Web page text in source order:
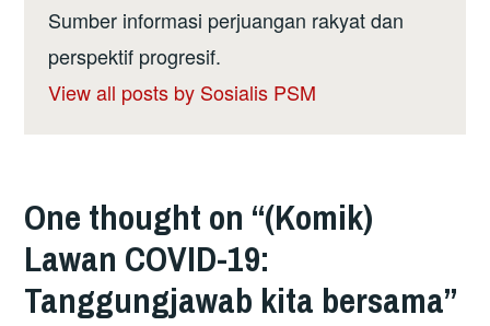
Sumber informasi perjuangan rakyat dan
perspektif progresif.
View all posts by Sosialis PSM
One thought on “(Komik)
Lawan COVID-19:
Tanggungjawab kita bersama”